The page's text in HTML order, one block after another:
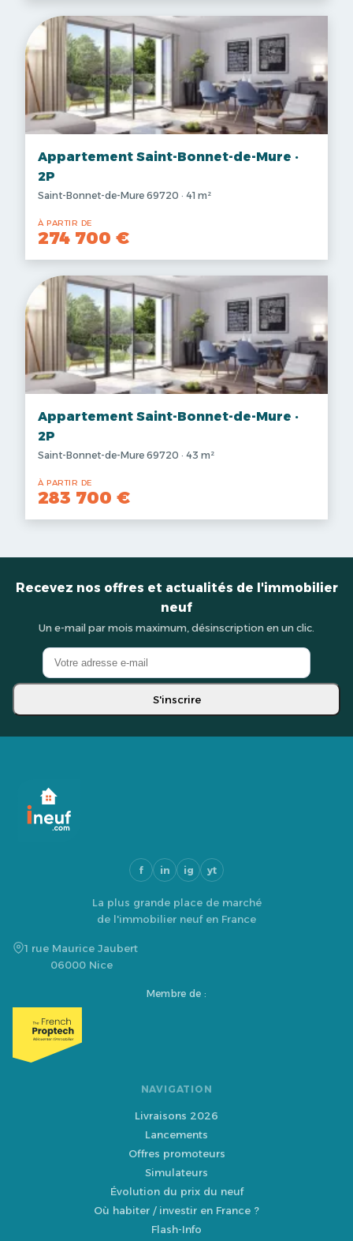
Appartement Saint-Bonnet-de-Mure ·
2P
Saint-Bonnet-de-Mure 69720 · 41 m²
À PARTIR DE
274 700 €
Appartement Saint-Bonnet-de-Mure ·
2P
Saint-Bonnet-de-Mure 69720 · 43 m²
À PARTIR DE
283 700 €
Recevez nos offres et actualités de l'immobilier
neuf
Un e-mail par mois maximum, désinscription en un clic.
S'inscrire
f in ig yt
La plus grande place de marché
de l'immobilier neuf en France
1 rue Maurice Jaubert
06000 Nice
Membre de :
NAVIGATION
Livraisons 2026
Lancements
Offres promoteurs
Simulateurs
Évolution du prix du neuf
Où habiter / investir en France ?
Flash-Info